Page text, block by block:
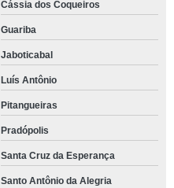
Cássia dos Coqueiros
Guariba
Jaboticabal
Luís Antônio
Pitangueiras
Pradópolis
Santa Cruz da Esperança
Santo Antônio da Alegria